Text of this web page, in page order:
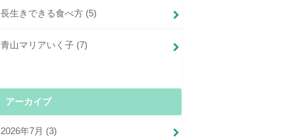
長生きできる食べ方 (5)
青山マリアいく子 (7)
アーカイブ
2026年7月 (3)